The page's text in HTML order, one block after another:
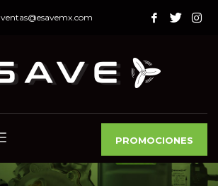
ventas@esavemx.com
PROMOCIONES